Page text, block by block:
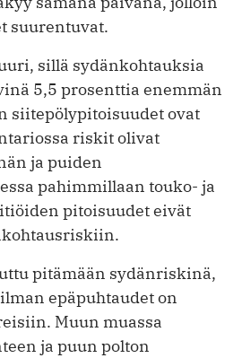
suurentuvat.
sillä sydänkohtauksia
5,5 prosenttia enemmän
siitepölypitoisuudet ovat
riskit olivat
ja puiden
pahimmillaan touko- ja
pitoisuudet eivät
pitämään sydänriskinä,
epäpuhtaudet on
Muun muassa
ja puun polton